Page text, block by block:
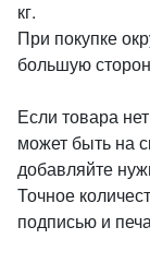
кг.
При покупке
большую
Если товара
может быть на
добавляйте
Точное
подписью и